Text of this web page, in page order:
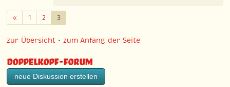
«Zurück
1 2 3
zur Übersicht •zum Anfang der Seite
Doppelkopf-Forum
neue Diskussion erstellen